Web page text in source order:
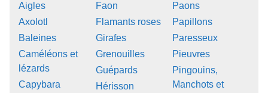
Aigles
Axolotl
Baleines
Caméléons et
lézards
Capybara
Faon
Flamants roses
Girafes
Grenouilles
Guépards
Hérisson
Paons
Papillons
Paresseux
Pieuvres
Pingouins,
Manchots et